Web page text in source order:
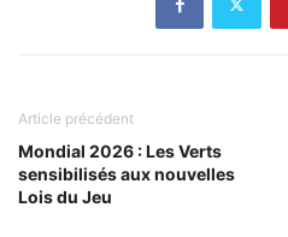
Article précédent
Mondial 2026 : Les Verts
sensibilisés aux nouvelles
Lois du Jeu